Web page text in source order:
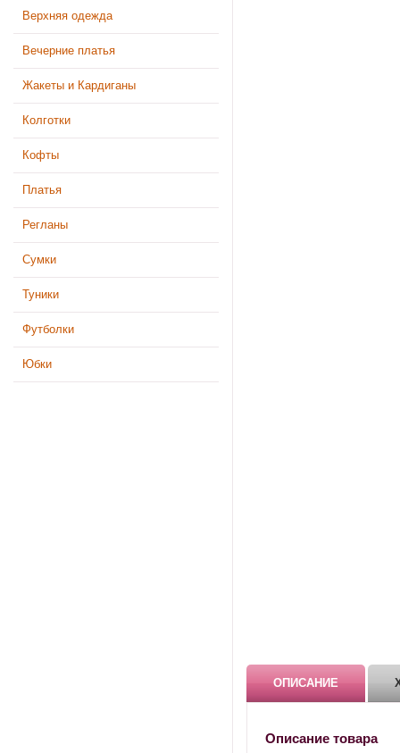
Верхняя одежда
Вечерние платья
Жакеты и Кардиганы
Колготки
Кофты
Платья
Регланы
Сумки
Туники
Футболки
Юбки
ОПИСАНИЕ
Описание товара